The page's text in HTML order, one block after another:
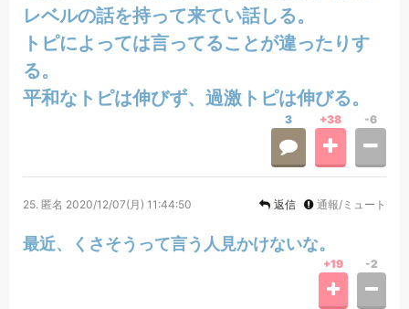
レベルの話を持って来てい話しる。
トピによっては言ってることが違ったりす
る。
平和なトピは伸びず、過激トピは伸びる。
3 +38 -6
25. 匿名 2020/12/07(月) 11:44:50 返信 通報/ミュート
最近、くさそうって言う人見かけないな。
+19 -2